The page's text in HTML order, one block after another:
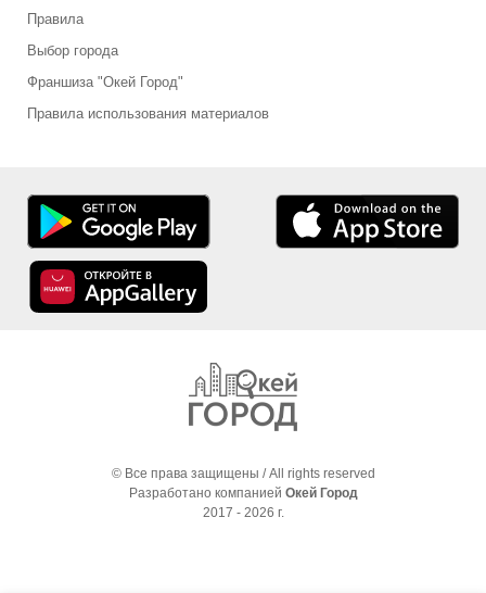
Правила
Выбор города
Франшиза "Окей Город"
Правила использования материалов
© Все права защищены / All rights reserved
Разработано компанией Окей Город
2017 - 2026 г.